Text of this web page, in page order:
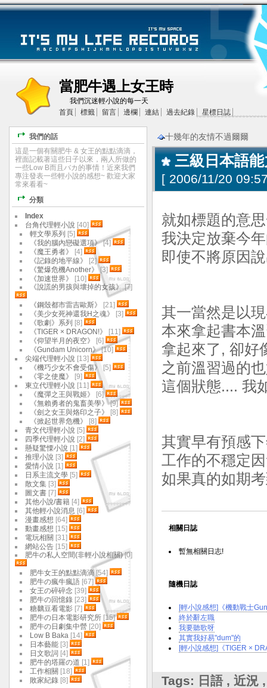
當肥牛遇上女王時
我們沉迷輕小說的每一天
首頁
標籤 留言 邊欄 連結 過去紀錄 星標日誌
十幾年的友情不過爾爾
三級日本語
[ 2006/11/20
就如標題的意
我決定放棄今
即使不將原因
其一當然是以
本來拿起書本
拿起來了, 卻好
之前溫習過的
這個狀態.... 我
其實早有預感
工作的不穩定
如果真的如期
相關日誌
暫無相關日志!
隨機日誌
[輕小說感想]《機動戰士
終於辭左職
我要聽歌呀
其實我好易"dum"的
[輕小說感想]《TIGER ×
Tags: 日語, 近況
我們的話
這是一個有關肥牛 & 女王的點點滴滴，
裡面記載著這些日子以來，兩人所做的
一些Low B而且バカ的事情！近來我們
專注發表一些輕小說的感想~ 歡迎大家
常來看看~
分類
Index
台角代理輕小說 [40]
輕文學系列 [5]
《我的腦內戀礙選項》[4]
《魔王勇者》
[4]
《記錄的地平線》
[2]
《驚爆危機Another》[3]
《加速世界》
[10]
《說謊的男孩與壞掉的女孩》[7]
《鋼殼都市雷吉歐斯》
[21]
《美少女死神還我H之魂》
[3]
《歌劇》系列 [8]
《TIGER × DRAGON!》
[11]
《仰望半月的夜空》
[6]
《Gundam Unicorn》[10]
尖端代理輕小說 [13]
《機巧少女不會受傷》
[5]
《零之使魔》
[9]
東立代理輕小說 [11]
《魔彈之王與戰姬》
[6]
《無賴勇者的鬼畜美學》[9]
《劍之女王與烙印之子》
[8]
《掀起世界危機》
[8]
青文代理輕小說 [5]
四季代理輕小說 [2]
懸疑驚慄小說 [1]
推理小說 [3]
愛情小說 [1]
日系主流文學 [5]
散文集 [3]
圖文書 [7]
其他小說/書籍 [4]
其他輕小說消息 [6]
漫畫感想 [64]
動畫感想 [15]
電玩相關 [31]
網站公告 [15]
肥牛の私人空間(非輕小說相關)[0]
肥牛女王的點點滴滴[54]
肥牛の瘋牛瘋語 [67]
女王の碎碎念 [39]
肥牛の回憶錄 [23]
糖黐豆看電影 [7]
肥牛の日本電影研究所 [15]
肥牛の日劇集中營 [20]
Low B Baka [14]
日本藝能 [3]
日文歌詞 [4]
肥牛的塔羅の道 [1]
工作相關 [18]
敗家紀錄 [8]